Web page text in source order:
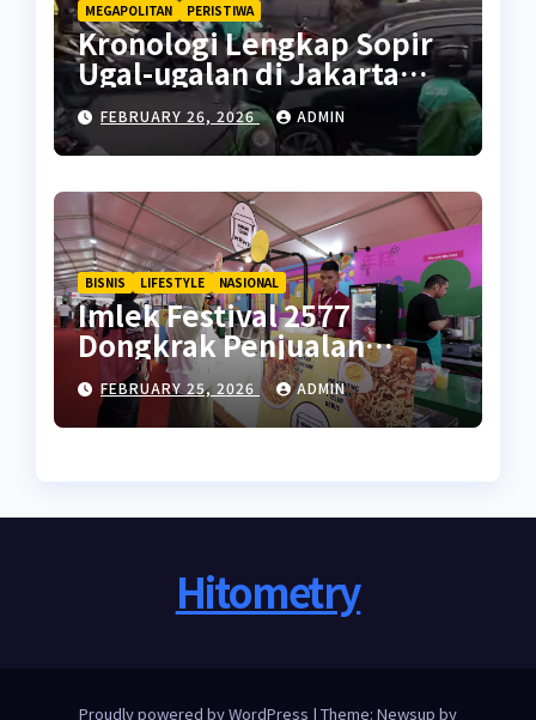
MEGAPOLITAN PERISTIWA
Kronologi Lengkap Sopir
Ugal-ugalan di Jakarta
Pusat
FEBRUARY 26, 2026 ADMIN
BISNIS LIFESTYLE NASIONAL
Imlek Festival 2577
Dongkrak Penjualan
UMKM di Ramadan
FEBRUARY 25, 2026 ADMIN
Hitometry
Proudly powered by WordPress | Theme: Newsup by